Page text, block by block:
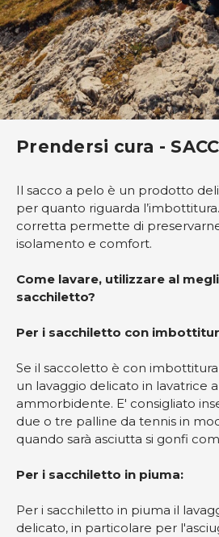
Prendersi cura -
Il sacco a pelo è un prodotto
per quanto riguarda
corretta permette di
isolamento e comfort.
Come lavare, utilizzare al
sacchiletto?
Per i sacchiletto con
Se il saccoletto è con
un lavaggio delicato in lavatrice
ammorbidente. E' consigliato
due o tre palline da tennis in
quando sarà asciutta si gonfi
Per i sacchiletto in piuma:
Per i sacchiletto in piuma il
delicato, in particolare per